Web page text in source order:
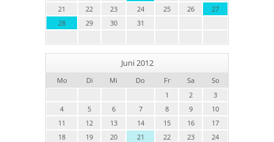
21
22 23 24 25 26
27
28
29 30 31
Juni 2012
Mo Di Mi Do Fr Sa
So
1
2
3
4
5 6 7 8 9
10
11
12 13 14 15 16
17
18
19 20 21 22 23
24